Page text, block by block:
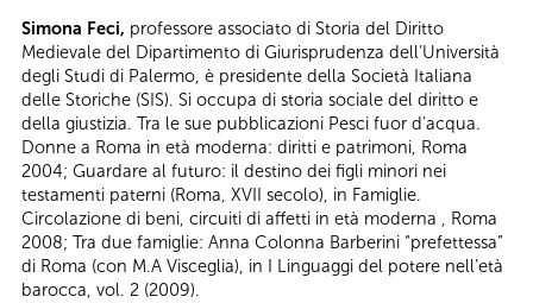
Simona Feci, professore associato di Storia del Diritto
Medievale del Dipartimento di Giurisprudenza dell’Università
degli Studi di Palermo, è presidente della Società Italiana
delle Storiche (SIS). Si occupa di storia sociale del diritto e
della giustizia. Tra le sue pubblicazioni Pesci fuor d’acqua.
Donne a Roma in età moderna: diritti e patrimoni, Roma
2004; Guardare al futuro: il destino dei figli minori nei
testamenti paterni (Roma, XVII secolo), in Famiglie.
Circolazione di beni, circuiti di affetti in età moderna , Roma
2008; Tra due famiglie: Anna Colonna Barberini “prefettessa”
di Roma (con M.A Visceglia), in I Linguaggi del potere nell’età
barocca, vol. 2 (2009).